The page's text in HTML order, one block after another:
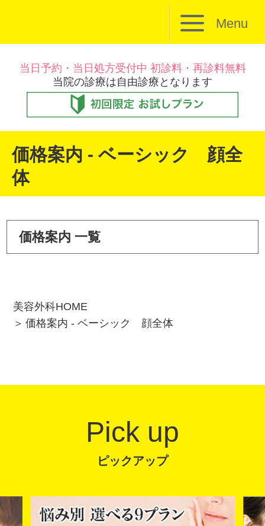
Menu
当日予約・当日処方受付中 初診料・再診料無料
当院の診療は自由診療となります
価格案内 - ベーシック 顔全
体
価格案内 一覧
美容外科HOME
価格案内 - ベーシック 顔全体
Pick up
ピックアップ